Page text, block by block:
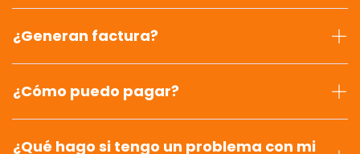
¿Generan factura?
¿Cómo puedo pagar?
¿Qué hago si tengo un problema con mi